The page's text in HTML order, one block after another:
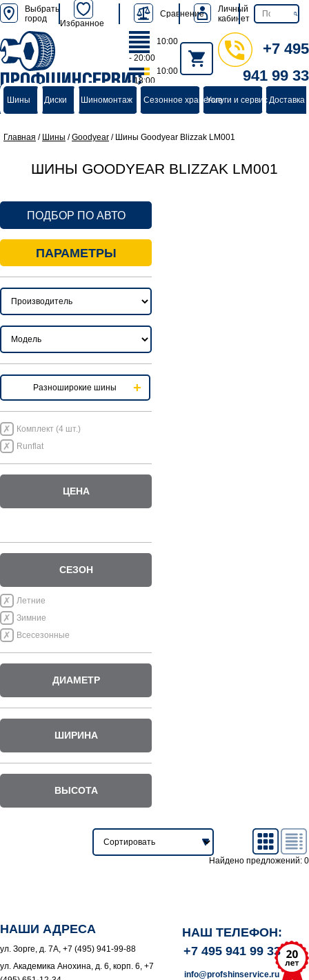
Выбрать
город
Избранное
Сравнение
Личный
кабинет
ПРОФШИНСЕРВИС
группа компаний
10:00
- 20:00
10:00
- 18:00
+7 495
941 99 33
Шины Диски Шиномонтаж Сезонное хранениеУслуги и сервисДоставка
Главная / Шины /Goodyear / Шины Goodyear Blizzak LM001
ШИНЫ GOODYEAR BLIZZAK LM001
ПОДБОР ПО АВТО
ПАРАМЕТРЫ
Разноширокие шины
Комплект (4 шт.)
Runflat
ЦЕНА
СЕЗОН
Летние
Зимние
Всесезонные
ДИАМЕТР
ШИРИНА
ВЫСОТА
Найдено предложений: 0
НАШИ АДРЕСА
ул. Зорге, д. 7А, +7 (495) 941-99-88
ул. Академика Анохина, д. 6, корп. 6, +7
НАШ ТЕЛЕФОН:
+7 495 941 99 33
info@profshinservice.ru